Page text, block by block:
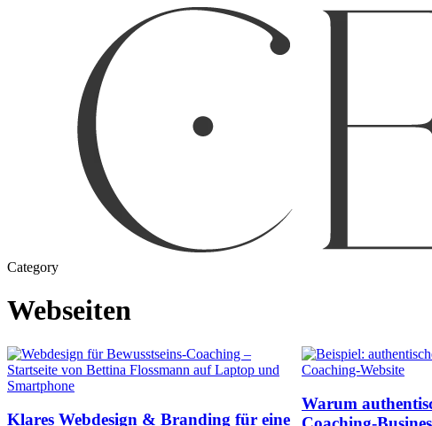
Category
Webseiten
Klares Webdesign & Branding für eine
Warum